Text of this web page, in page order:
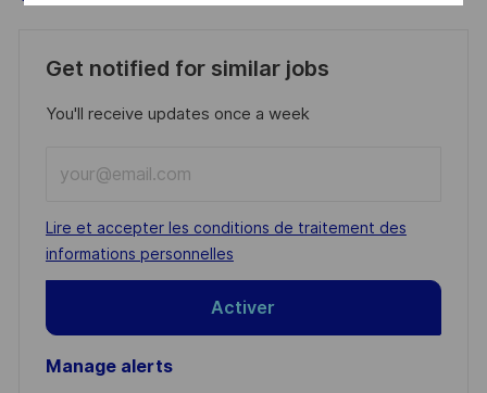
Get notified for similar jobs
You'll receive updates once a week
Email
address
(Required)
Required
Lire et accepter les conditions de traitement des
informations personnelles
Activer
Manage alerts